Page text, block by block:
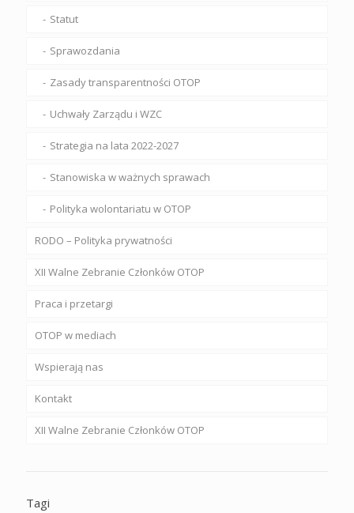
Statut
Sprawozdania
Zasady transparentności OTOP
Uchwały Zarządu i WZC
Strategia na lata 2022-2027
Stanowiska w ważnych sprawach
Polityka wolontariatu w OTOP
RODO – Polityka prywatności
XII Walne Zebranie Członków OTOP
Praca i przetargi
OTOP w mediach
Wspierają nas
Kontakt
XII Walne Zebranie Członków OTOP
Tagi